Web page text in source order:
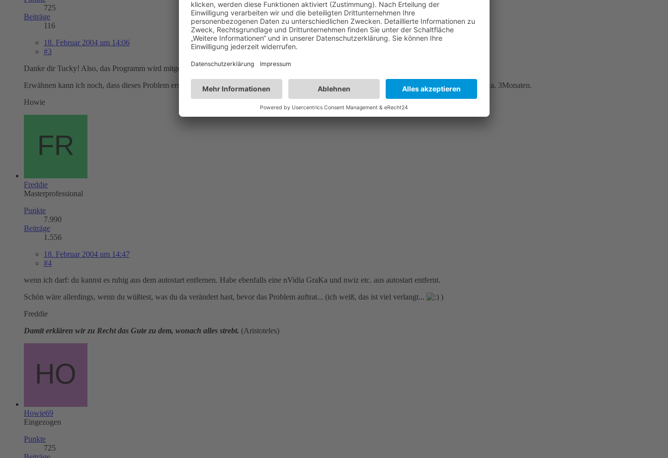
725
Beiträge
116
18. Februar 2004 um 14:06
#3
Danke dir Tucky! Also, das Programm wird mitgestartet! Du meinst also, ich sollte es entfernen? Wird es denn nicht unbedingt benötigt?
Erwähnen kann ich noch, dass dieses Problem erst vor einiger Zeit aufgetreten ist. Ich habe das Laptop seit einem Jahr, dieses Problem aber erst seit ca. 3Monaten.
Howie
Freddie
Masterprofessional
Punkte
7.990
Beiträge
1.556
18. Februar 2004 um 14:47
#4
wenn ich darf: du kannst es ruhig aus dem autostart entfernen. Habe ebenfalls eine nVidia GraKa und nwiz etc. aus autostart entfernt.
Schön wäre allerdings, wenn du wüßtest, was du da verändert hast, bevor das Problem auftrat... (ich weiß, das ist viel verlangt...
)
Freddie
Damit erklären wir zu Recht das Gute zu dem, wonach alles strebt. (Aristoteles)
Howie69
Eingezogen
Punkte
725